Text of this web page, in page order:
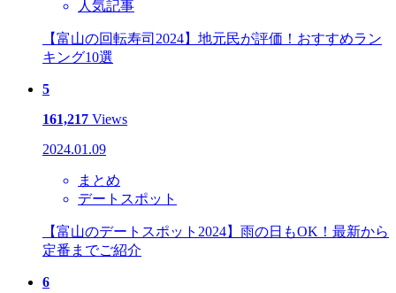
人気記事
【富山の回転寿司2024】地元民が評価！おすすめラン
キング10選
5
161,217 Views
2024.01.09
まとめ
デートスポット
【富山のデートスポット2024】雨の日もOK！最新から
定番までご紹介
6